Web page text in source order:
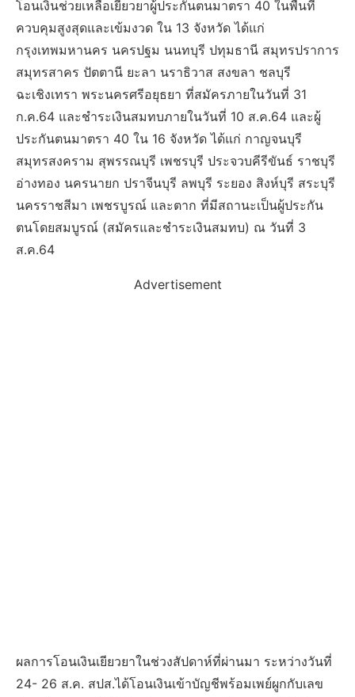
โอนเงินช่วยเหลือเยียวยาผู้ประกันตนมาตรา 40 ในพื้นที่
ควบคุมสูงสุดและเข้มงวด ใน 13 จังหวัด ได้แก่
กรุงเทพมหานคร นครปฐม นนทบุรี ปทุมธานี สมุทรปราการ
สมุทรสาคร ปัตตานี ยะลา นราธิวาส สงขลา ชลบุรี
ฉะเชิงเทรา พระนครศรีอยุธยา ที่สมัครภายในวันที่ 31
ก.ค.64 และชำระเงินสมทบภายในวันที่ 10 ส.ค.64 และผู้
ประกันตนมาตรา 40 ใน 16 จังหวัด ได้แก่ กาญจนบุรี
สมุทรสงคราม สุพรรณบุรี เพชรบุรี ประจวบคีรีขันธ์ ราชบุรี
อ่างทอง นครนายก ปราจีนบุรี ลพบุรี ระยอง สิงห์บุรี สระบุรี
นครราชสีมา เพชรบูรณ์ และตาก ที่มีสถานะเป็นผู้ประกัน
ตนโดยสมบูรณ์ (สมัครและชำระเงินสมทบ) ณ วันที่ 3
ส.ค.64
Advertisement
ผลการโอนเงินเยียวยาในช่วงสัปดาห์ที่ผ่านมา ระหว่างวันที่
24- 26 ส.ค. สปส.ได้โอนเงินเข้าบัญชีพร้อมเพย์ผูกกับเลข